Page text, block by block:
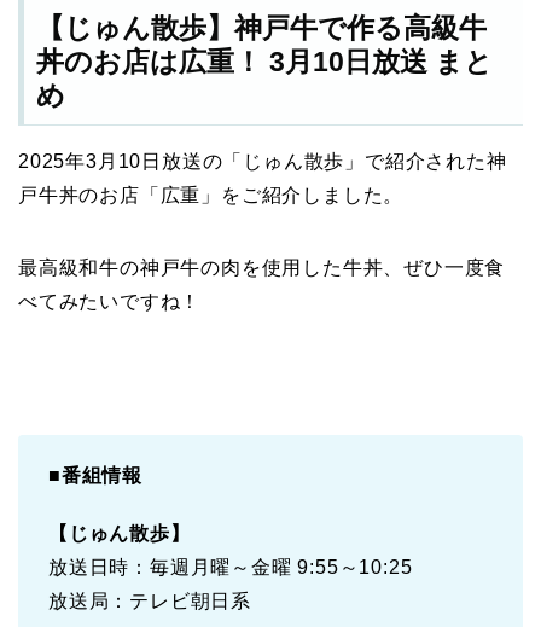
【じゅん散歩】神戸牛で作る高級牛
丼のお店は広重！ 3月10日放送 まと
め
2025年3月10日放送の「じゅん散歩」で紹介された神
戸牛丼のお店「広重」をご紹介しました。
最高級和牛の神戸牛の肉を使用した牛丼、ぜひ一度食
べてみたいですね！
■番組情報
【じゅん散歩】
放送日時：毎週月曜～金曜 9:55～10:25
放送局：テレビ朝日系